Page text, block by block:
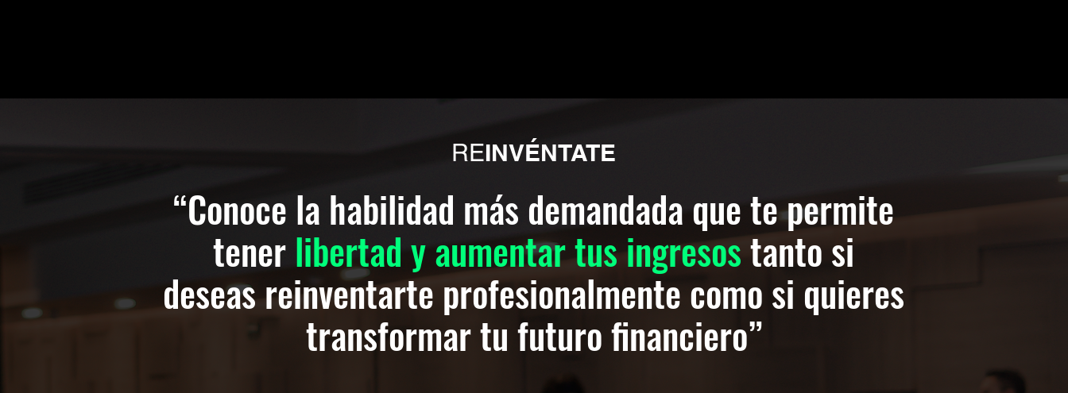
REINVÉNTATE
​“Conoce la habilidad más demandada que te permite
tenerlibertad y aumentar tus ingresostanto si
deseas reinventarte profesionalmente como si quieres
transformar tu futuro financiero”